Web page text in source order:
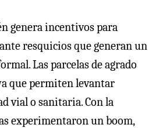
genera incentivos para
resquicios que generan un
Las parcelas de agrado
que permiten levantar
vial o sanitaria. Con la
experimentaron un boom,